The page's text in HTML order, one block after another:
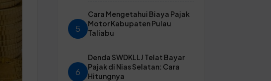
5
Cara Mengetahui Biaya Pajak
Motor Kabupaten Pulau
Taliabu
6
Denda SWDKLLJ Telat Bayar
Pajak di Nias Selatan: Cara
Hitungnya